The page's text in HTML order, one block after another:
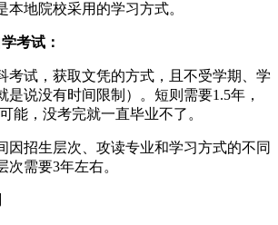
本地院校采用的学习方式。
考试：
考试，获取文凭的方式，且不受学期、学
是说没有时间限制）。短则需要1.5年，
能，没考完就一直毕业不了。
因招生层次、攻读专业和学习方式的不同
需要3年左右。